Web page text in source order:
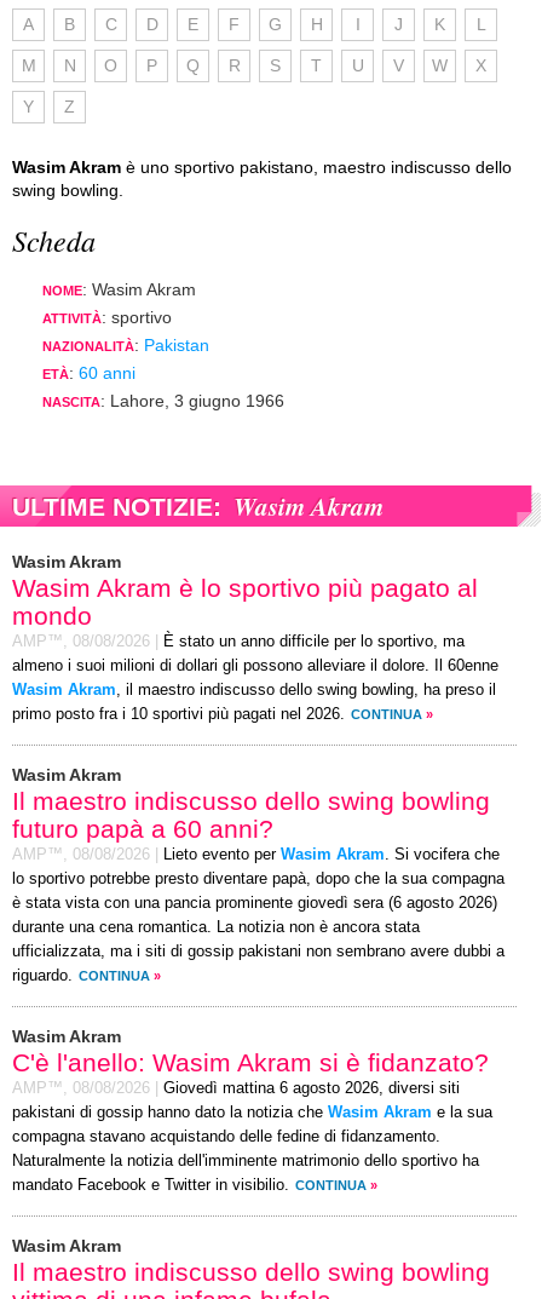
A B C D E F G H I J K L
M N O P Q R S T U V W X
Y Z
Wasim Akram è uno sportivo pakistano, maestro indiscusso dello
swing bowling.
Scheda
NOME: Wasim Akram
ATTIVITÀ: sportivo
NAZIONALITÀ: Pakistan
ETÀ: 60 anni
NASCITA: Lahore, 3 giugno 1966
ULTIME NOTIZIE: Wasim Akram
Wasim Akram
Wasim Akram è lo sportivo più pagato al
mondo
AMP™, 08/08/2026
È stato un anno difficile per lo sportivo, ma
almeno i suoi milioni di dollari gli possono alleviare il dolore. Il 60enne
Wasim Akram, il maestro indiscusso dello swing bowling, ha preso il
primo posto fra i 10 sportivi più pagati nel 2026. CONTINUA »
Wasim Akram
Il maestro indiscusso dello swing bowling
futuro papà a 60 anni?
AMP™, 08/08/2026 Lieto evento per Wasim Akram. Si vocifera che
lo sportivo potrebbe presto diventare papà, dopo che la sua compagna
è stata vista con una pancia prominente giovedì sera (6 agosto 2026)
durante una cena romantica. La notizia non è ancora stata
ufficializzata, ma i siti di gossip pakistani non sembrano avere dubbi a
riguardo. CONTINUA »
Wasim Akram
C'è l'anello: Wasim Akram si è fidanzato?
AMP™, 08/08/2026
Giovedì mattina 6 agosto 2026, diversi siti
pakistani di gossip hanno dato la notizia che Wasim Akram e la sua
compagna stavano acquistando delle fedine di fidanzamento.
Naturalmente la notizia dell'imminente matrimonio dello sportivo ha
mandato Facebook e Twitter in visibilio. CONTINUA »
Wasim Akram
Il maestro indiscusso dello swing bowling